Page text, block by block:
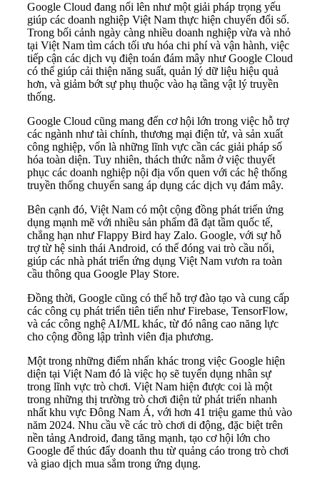
Google Cloud đang nổi lên như một giải pháp trọng yếu
giúp các doanh nghiệp Việt Nam thực hiện chuyển đổi số.
Trong bối cảnh ngày càng nhiều doanh nghiệp vừa và nhỏ
tại Việt Nam tìm cách tối ưu hóa chi phí và vận hành, việc
tiếp cận các dịch vụ điện toán đám mây như Google Cloud
có thể giúp cải thiện năng suất, quản lý dữ liệu hiệu quả
hơn, và giảm bớt sự phụ thuộc vào hạ tầng vật lý truyền
thống.
Google Cloud cũng mang đến cơ hội lớn trong việc hỗ trợ
các ngành như tài chính, thương mại điện tử, và sản xuất
công nghiệp, vốn là những lĩnh vực cần các giải pháp số
hóa toàn diện. Tuy nhiên, thách thức nằm ở việc thuyết
phục các doanh nghiệp nội địa vốn quen với các hệ thống
truyền thống chuyển sang áp dụng các dịch vụ đám mây.
Bên cạnh đó, Việt Nam có một cộng đồng phát triển ứng
dụng mạnh mẽ với nhiều sản phẩm đã đạt tầm quốc tế,
chẳng hạn như Flappy Bird hay Zalo. Google, với sự hỗ
trợ từ hệ sinh thái Android, có thể đóng vai trò cầu nối,
giúp các nhà phát triển ứng dụng Việt Nam vươn ra toàn
cầu thông qua Google Play Store.
Đồng thời, Google cũng có thể hỗ trợ đào tạo và cung cấp
các công cụ phát triển tiên tiến như Firebase, TensorFlow,
và các công nghệ AI/ML khác, từ đó nâng cao năng lực
cho cộng đồng lập trình viên địa phương.
Một trong những điểm nhấn khác trong việc Google hiện
diện tại Việt Nam đó là việc họ sẽ tuyển dụng nhân sự
trong lĩnh vực trò chơi. Việt Nam hiện được coi là một
trong những thị trường trò chơi điện tử phát triển nhanh
nhất khu vực Đông Nam Á, với hơn 41 triệu game thủ vào
năm 2024. Nhu cầu về các trò chơi di động, đặc biệt trên
nền tảng Android, đang tăng mạnh, tạo cơ hội lớn cho
Google để thúc đẩy doanh thu từ quảng cáo trong trò chơi
và giao dịch mua sắm trong ứng dụng.